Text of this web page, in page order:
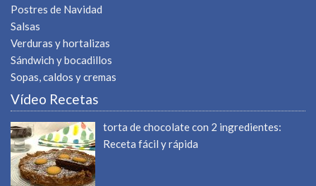
Postres de Navidad
Salsas
Verduras y hortalizas
Sándwich y bocadillos
Sopas, caldos y cremas
Vídeo Recetas
torta de chocolate con 2 ingredientes:
Receta fácil y rápida